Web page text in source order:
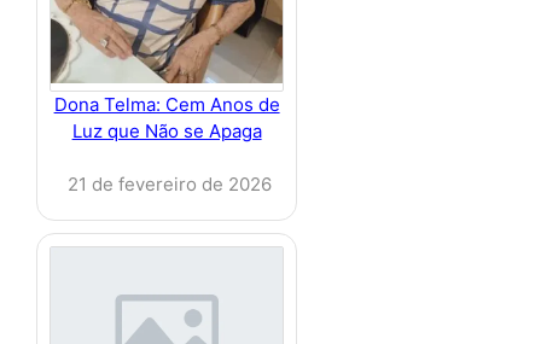
Dona Telma: Cem Anos de
Luz que Não se Apaga
21 de fevereiro de 2026